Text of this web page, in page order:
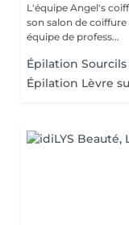
L'équipe Angel's
son salon de coiffure
équipe de profess...
Épilation Sourcils
Épilation Lèvre